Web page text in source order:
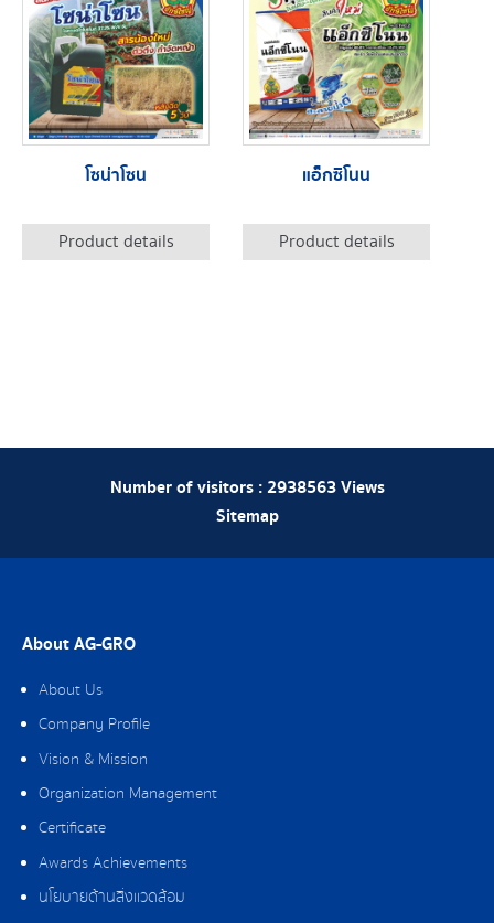
โซน่าโซน
Product details
แอ็กซิโนน
Product details
Number of visitors :2938563Views
Sitemap
About AG-GRO
About Us
Company Profile
Vision & Mission
Organization Management
Certificate
Awards Achievements
นโยบายด้านสิ่งแวดล้อม